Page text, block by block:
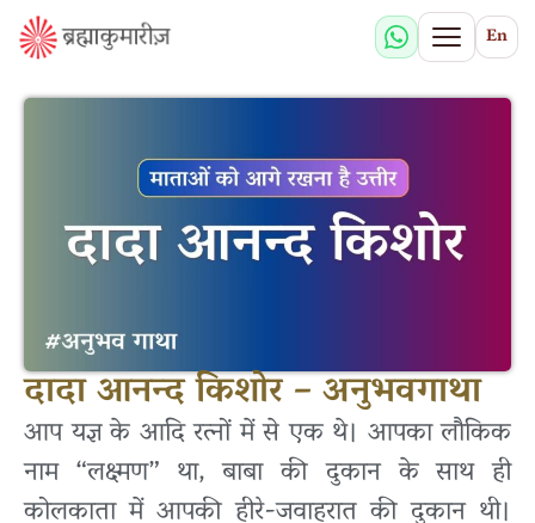
En
दादा आनन्द किशोर – अनुभवगाथा
आप यज्ञ के आदि रत्नों में से एक थे। आपका लौकिक
नाम “लक्ष्मण” था, बाबा की दुकान के साथ ही